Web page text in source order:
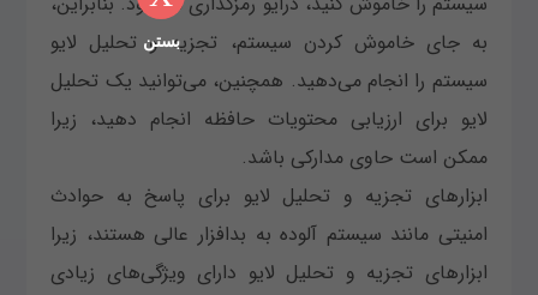
بستن
به جای خاموش کردن سیستم، تجزیه و تحلیل لایو
سیستم را انجام می‌دهید. همچنین، می‌توانید یک تحلیل
لایو برای ارزیابی محتویات حافظه انجام دهید، زیرا
ممکن است حاوی مدارکی باشد.
ابزارهای تجزیه و تحلیل لایو برای پاسخ به حوادث
امنیتی مانند سیستم آلوده به بدافزار عالی هستند، زیرا
ابزارهای تجزیه و تحلیل لایو دارای ویژگی‌های زیادی